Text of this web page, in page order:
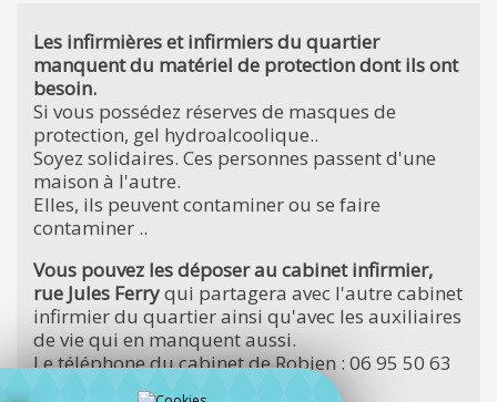
Les infirmières et infirmiers du quartier
manquent du matériel de protection dont ils ont
besoin.
Si vous possédez réserves de masques de
protection, gel hydroalcoolique..
Soyez solidaires. Ces personnes passent d'une
maison à l'autre.
Elles, ils peuvent contaminer ou se faire
contaminer ..
Vous pouvez les déposer au cabinet infirmier,
rue Jules Ferryqui partagera avec l'autre cabinet
infirmier du quartier ainsi qu'avec les auxiliaires
de vie qui en manquent aussi.
Le téléphone du cabinet de Robien : 06 95 50 63